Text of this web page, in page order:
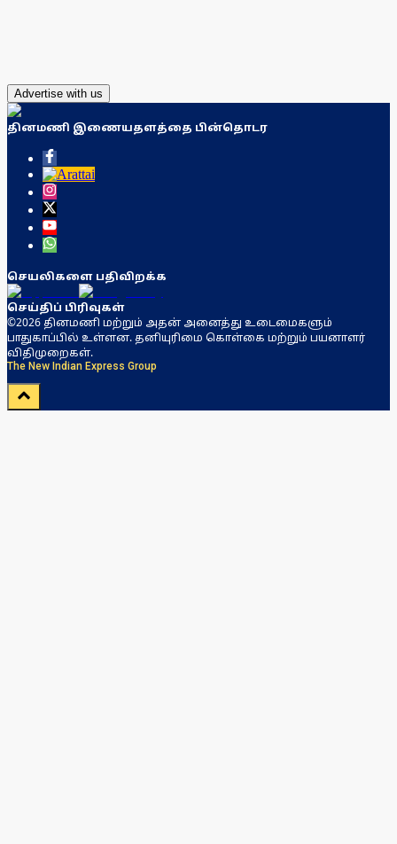
Advertise with us
தினமணி இணையதளத்தை பின்தொடர
செயலிகளை பதிவிறக்க
செய்திப் பிரிவுகள்
©2026 தினமணி மற்றும் அதன் அனைத்து உடைமைகளும்
பாதுகாப்பில் உள்ளன. தனியுரிமை கொள்கை மற்றும் பயனாளர்
விதிமுறைகள்.
The New Indian Express Group